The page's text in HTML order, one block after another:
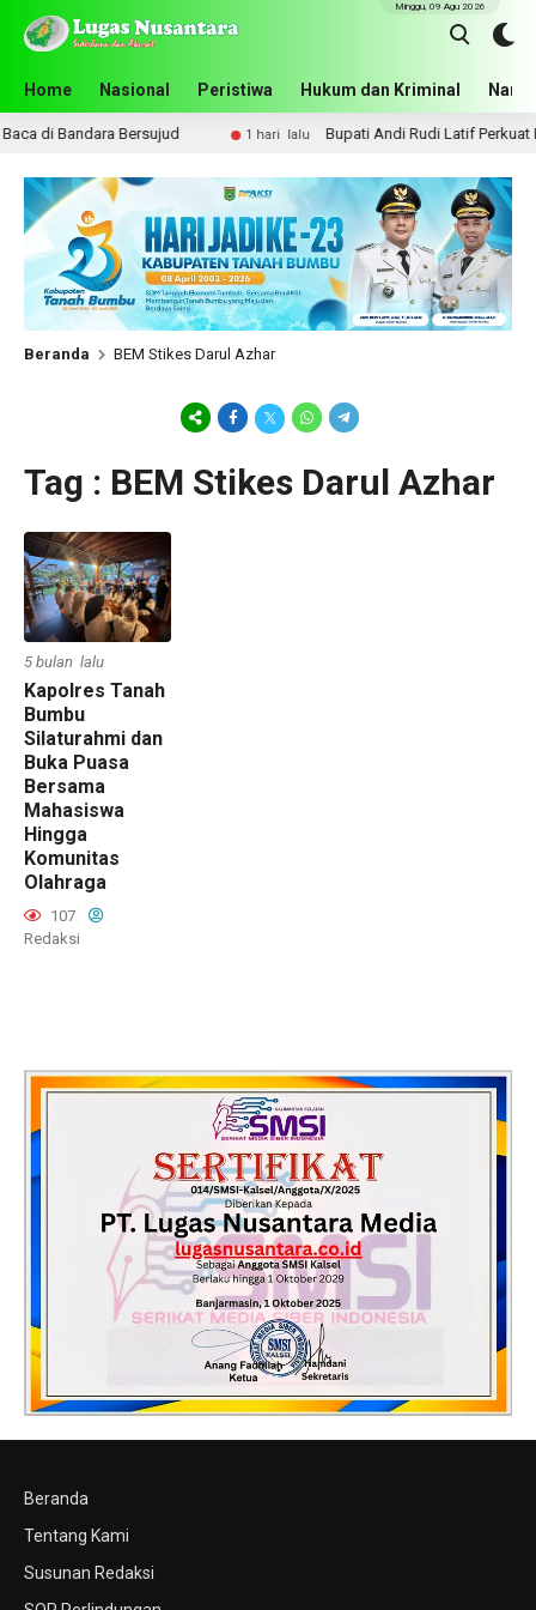
Home Nasional Peristiwa Hukum dan Kriminal
Minggu, 09 Agu 2026
di Bandara Bersujud 1 hari lalu Bupati Andi Rudi Latif Perkuat
Beranda BEM Stikes Darul Azhar
Tag : BEM Stikes Darul Azhar
5 bulan lalu
Kapolres Tanah
Bumbu
Silaturahmi dan
Buka Puasa
Bersama
Mahasiswa
Hingga
Komunitas
Olahraga
107
Redaksi
Beranda
Tentang Kami
Susunan Redaksi